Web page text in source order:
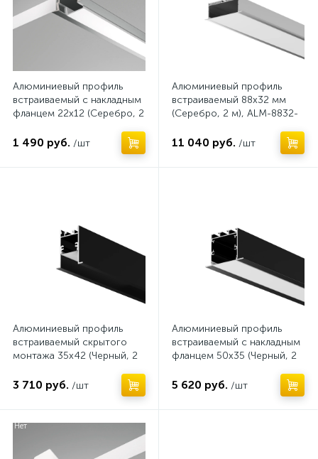
Алюминиевый профиль
встраиваемый с накладным
фланцем 22x12 (Серебро, 2
1 490 руб. /шт
Алюминиевый профиль
встраиваемый 88x32 мм
(Серебро, 2 м), ALM-8832-
11 040 руб. /шт
Алюминиевый профиль
встраиваемый скрытого
монтажа 35x42 (Черный, 2
3 710 руб. /шт
Алюминиевый профиль
встраиваемый с накладным
фланцем 50x35 (Черный, 2
632012
5 620 руб. /шт
Нет